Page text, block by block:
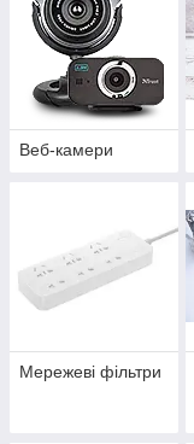
Веб-камери
Мережеві фільтри